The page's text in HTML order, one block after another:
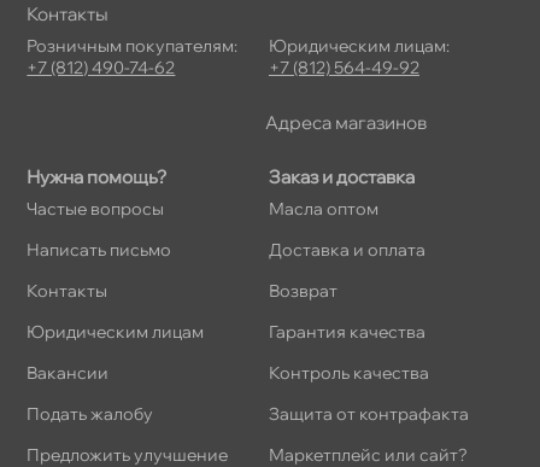
Нужна помощь?
Частые вопросы
Написать письмо
Контакты
Юридическим лицам
акансии
Подать жалобу
Предложить улучшение
Заказ и доставка
Масла оптом
Доставка и оплата
озврат
Гарантия качества
Контроль качества
Защита от контрафакта
Маркетплейс или сайт?
Контакты
Розничным покупателям:
+7 (812) 490-74-62
Юридическим лицам:
+7 (812) 564-49-92
Адреса магазино